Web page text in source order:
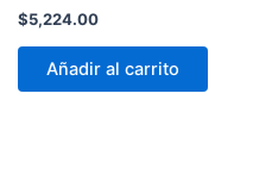
$5,224.00
Añadir al carrito